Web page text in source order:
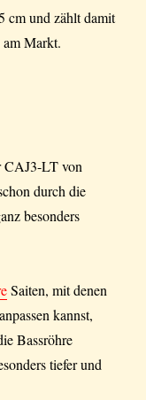
cm und zählt damit
Markt.
CAJ3-LT von
durch die
besonders
Saiten, mit denen
kannst,
Bassröhre
tiefer und